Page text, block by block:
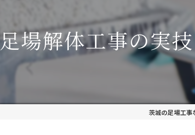
場解体工事の実
茨城の足場工事